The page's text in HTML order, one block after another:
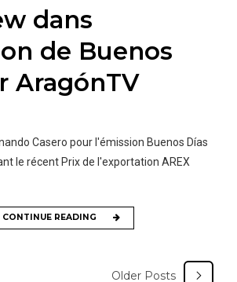
dans
de Buenos
AragónTV
Casero pour l'émission Buenos Días
le récent Prix de l'exportation AREX
CONTINUE READING
Older Posts